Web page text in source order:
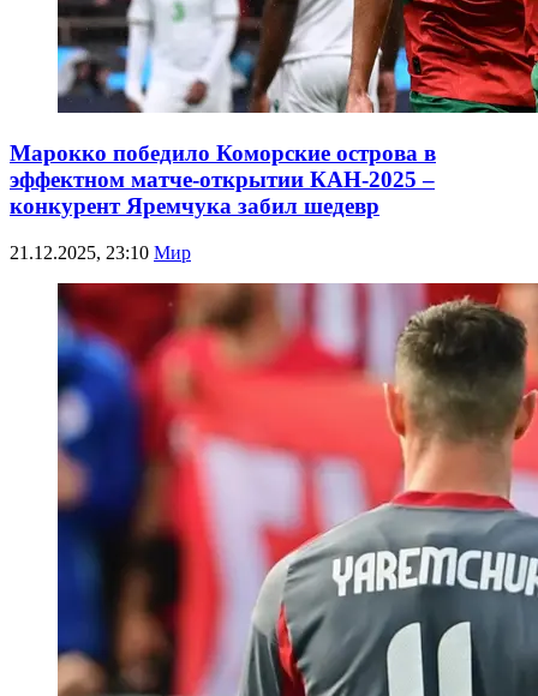
Марокко победило Коморские острова в
эффектном матче-открытии КАН-2025 –
конкурент Яремчука забил шедевр
21.12.2025, 23:10 Мир